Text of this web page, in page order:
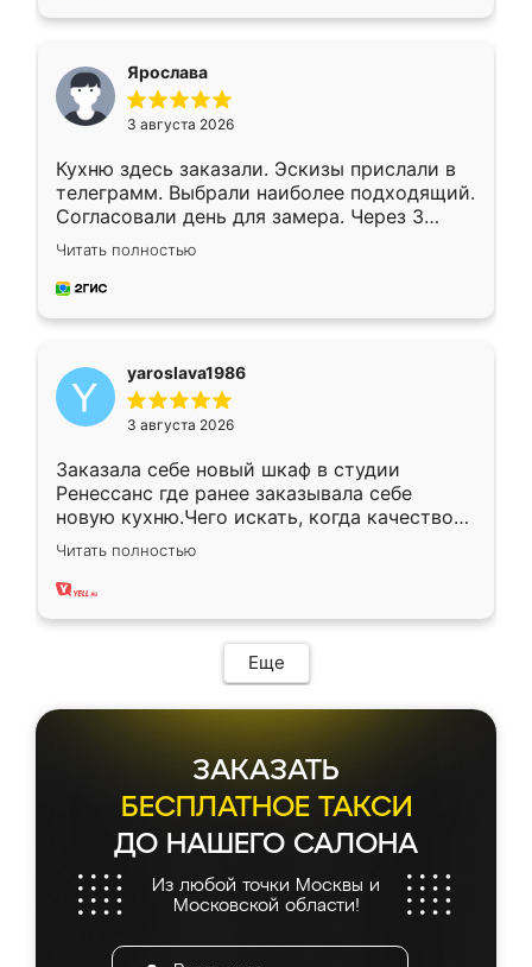
Ярослава
3 августа 2026
Кухню здесь заказали. Эскизы прислали в
телеграмм. Выбрали наиболее подходящий.
Согласовали день для замера. Через 3
недели кухня была уже готова. Остались
довольны работой. Спасибо Ренессанс
мебель за качественную работу!
Читать полностью
yaroslava1986
3 августа 2026
Заказала себе новый шкаф в студии
Ренессанс где ранее заказывала себе
новую кухню.Чего искать, когда качеством
вполне довольна. Служит кухня уже почти
два года, нареканий нет.
Читать полностью
Еще
ЗАКАЗАТЬ
БЕСПЛАТНОЕ ТАКСИ
ДО НАШЕГО САЛОНА
Из любой точки Москвы и
Московской области!